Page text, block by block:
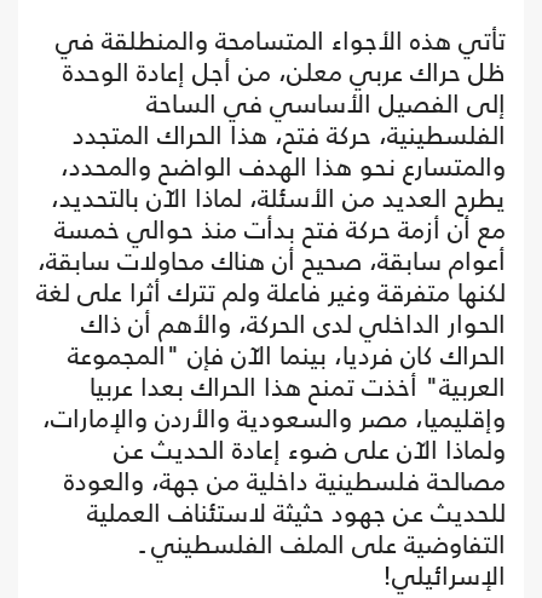
تأتي هذه الأجواء المتسامحة والمنطلقة في
ظل حراك عربي معلن، من أجل إعادة الوحدة
إلى الفصيل الأساسي في الساحة
الفلسطينية، حركة فتح، هذا الحراك المتجدد
والمتسارع نحو هذا الهدف الواضح والمحدد،
يطرح العديد من الأسئلة، لماذا الآن بالتحديد،
مع أن أزمة حركة فتح بدأت منذ حوالي خمسة
أعوام سابقة، صحيح أن هناك محاولات سابقة،
لكنها متفرقة وغير فاعلة ولم تترك أثرا على لغة
الحوار الداخلي لدى الحركة، والأهم أن ذاك
الحراك كان فرديا، بينما الآن فإن "المجموعة
العربية" أخذت تمنح هذا الحراك بعدا عربيا
وإقليميا، مصر والسعودية والأردن والإمارات،
ولماذا الآن على ضوء إعادة الحديث عن
مصالحة فلسطينية داخلية من جهة، والعودة
للحديث عن جهود حثيثة لاستئناف العملية
التفاوضية على الملف الفلسطيني ـ
الإسرائيلي!